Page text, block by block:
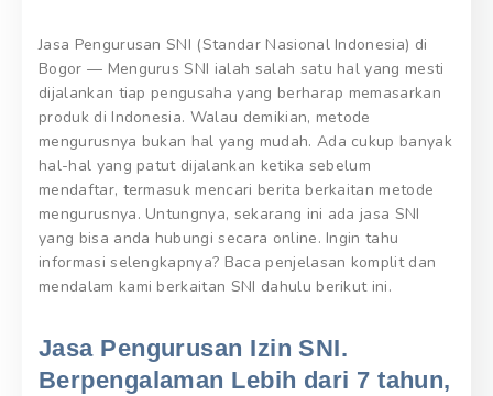
Jasa Pengurusan SNI (Standar Nasional Indonesia) di
Bogor — Mengurus SNI ialah salah satu hal yang mesti
dijalankan tiap pengusaha yang berharap memasarkan
produk di Indonesia. Walau demikian, metode
mengurusnya bukan hal yang mudah. Ada cukup banyak
hal-hal yang patut dijalankan ketika sebelum
mendaftar, termasuk mencari berita berkaitan metode
mengurusnya. Untungnya, sekarang ini ada jasa SNI
yang bisa anda hubungi secara online. Ingin tahu
informasi selengkapnya? Baca penjelasan komplit dan
mendalam kami berkaitan SNI dahulu berikut ini.
Jasa Pengurusan Izin SNI.
Berpengalaman Lebih dari 7 tahun,